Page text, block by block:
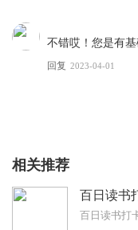
不错哎！您是有
回复 2023-04-01
相关推荐
百日读书
百日读书打